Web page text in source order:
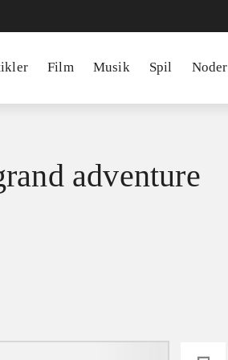
Film Musik Spil Noder
adventure